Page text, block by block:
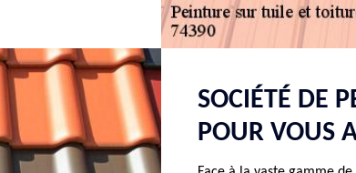
SOCIÉTÉ DE
POUR VOUS